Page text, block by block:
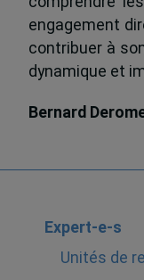
engagement
contribuer à
dynamique et
Bernard
Expert-e-s
Unités de